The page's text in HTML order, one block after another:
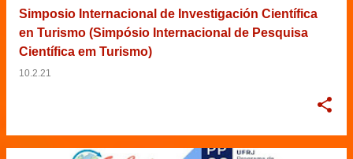
Simposio Internacional de Investigación Científica
en Turismo (Simpósio Internacional de Pesquisa
Científica em Turismo)
10.2.21